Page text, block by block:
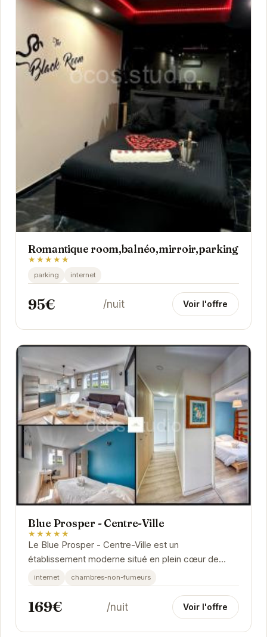
Romantique room,balnéo,mirroir,parking
★★★★★
parking internet
95€ /nuit Voir l'offre
Blue Prosper - Centre-Ville
★★★★★
Le Blue Prosper - Centre-Ville est un
établissement moderne situé en plein cœur de
Grenoble. Il propose des chambres confortables et
élégantes,...
internet chambres-non-fumeurs
169€ /nuit Voir l'offre